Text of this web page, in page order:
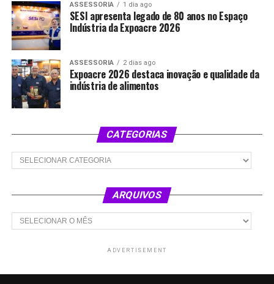
ASSESSORIA 1 dia ago
SESI apresenta legado de 80 anos no Espaço
Indústria da Expoacre 2026
ASSESSORIA 2 dias ago
Expoacre 2026 destaca inovação e qualidade da
indústria de alimentos
CATEGORIAS
Categorias
ARQUIVOS
Arquivos
ADVERTISEMENT